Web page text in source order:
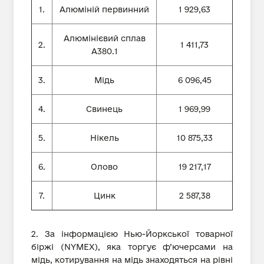
1. Алюміній первинний 1 929,63
2.
Алюмінієвий сплав
А380.1
1 411,73
3. Мідь 6 096,45
4. Свинець 1 969,99
5. Нікель 10 875,33
6. Олово 19 217,17
7. Цинк 2 587,38
2. За інформацією Нью-Йоркської товарної
біржі (NYMEX), яка торгує ф’ючерсами на
мідь, котирування на мідь знаходяться на рівні